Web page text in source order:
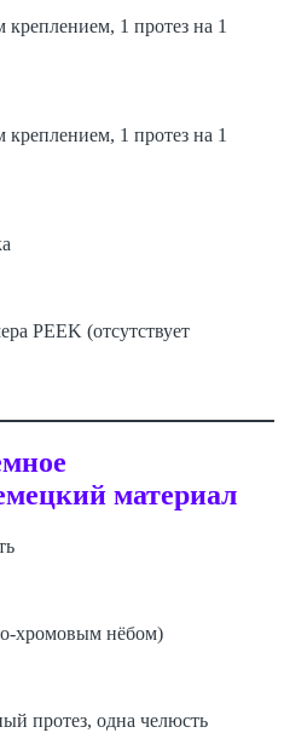
1 протез на 1
1 протез на 1
PEEK (отсутствует
материал
хромовым нёбом)
протез, одна челюсть